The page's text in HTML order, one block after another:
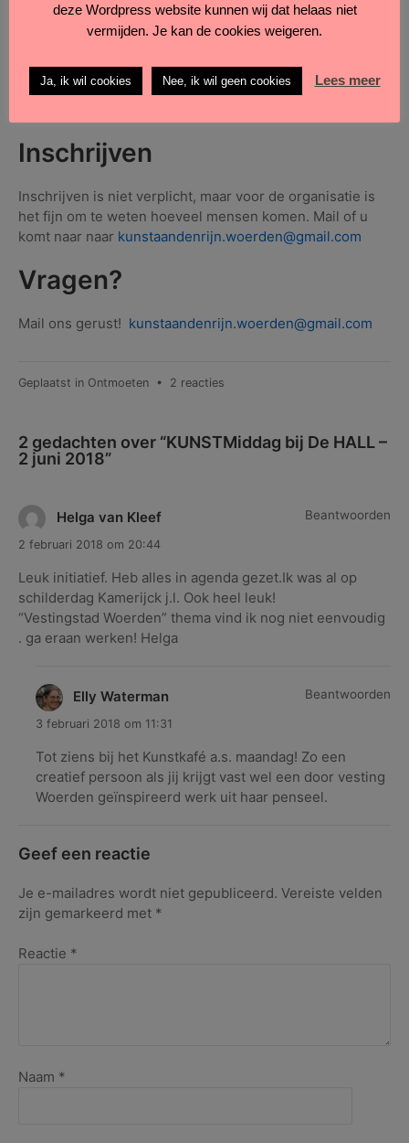
– huur een OV-fiets
– of neem stadsbus 3 van Syntus
Kosten:
Toegang gratis.
Consumpties aan de bar verkrijgbaar
Inschrijven
Inschrijven is niet verplicht, maar voor de organisatie is
het fijn om te weten hoeveel mensen komen. Mail of u
komt naar naar kunstaandenrijn.woerden@gmail.com
Vragen?
Mail ons gerust! kunstaandenrijn.woerden@gmail.com
Geplaatst in Ontmoeten • 2 reacties
De
2 gedachten over “KUNSTMiddag bij De HALL –
2 juni 2018”
Helga van Kleef
2 februari 2018 om 20:44
Leuk initiatief. Heb alles in agenda gezet.Ik was al op
schilderdag Kamerijck j.l. Ook heel leuk!
“Vestingstad Woerden” thema vind ik nog niet eenvoudig
. ga eraan werken! Helga
Beantwoorden
Elly Waterman
3 februari 2018 om 11:31
Tot ziens bij het Kunstkafé a.s. maandag! Zo een
creatief persoon als jij krijgt vast wel een door vesting
Woerden geïnspireerd werk uit haar penseel.
Beantwoorden
Geef een reactie
Je e-mailadres wordt niet gepubliceerd. Vereiste velden
zijn gemarkeerd met *
Reactie *
Naam *
deze Wordpress website kunnen wij dat helaas niet
vermijden. Je kan de cookies weigeren.
Ja, ik wil cookies Nee, ik wil geen cookies Lees meer